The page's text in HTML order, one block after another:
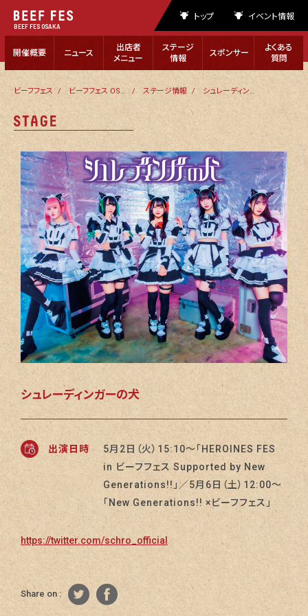
トップ イベント情報
BEEF FES OSAKA
開催概要 ニュース
出店者
メニュー
ステージ
情報
スポンサー
よくある
質問
ビーフフェス ビーフフェス OSAKA 2023 ステージ情報 シュレーディンガーの犬
シュレーディンガーの犬
出演日時
5月2日（火）15:10〜「HEROINES FES
in ビーフフェス Supported by New
Generations!!」／5月6日（土）12:00〜
「New Generations!! ×ビーフフェス」
https://twitter.com/schro_official
Share on :